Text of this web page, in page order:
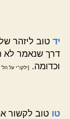
יד טוב ליזהר
דרך שנאמר לא
וכדומה.
[ילקו"י על
טו טוב לקשור